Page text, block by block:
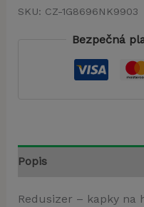
SKU: CZ-1G8696NK9903
Bezpečná
Popis
Redusizer – kapky na